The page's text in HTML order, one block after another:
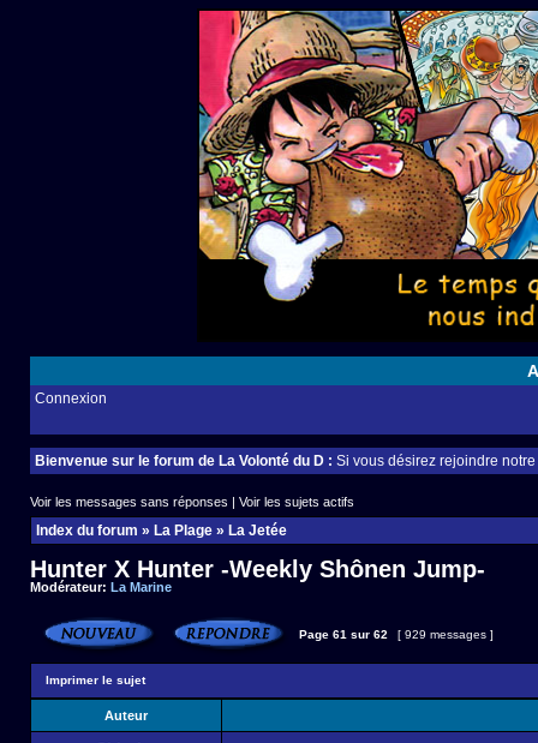
Connexion
Bienvenue sur le forum de La Volonté du D : Si vous désirez rejoindre
Voir les messages sans réponses | Voir les sujets actifs
Index du forum » La Plage » La Jetée
Hunter X Hunter -Weekly Shônen Jump-
Modérateur: La Marine
Page 61 sur 62 [ 929 messages ]
Imprimer le sujet
Auteur